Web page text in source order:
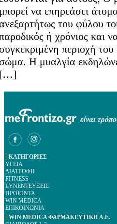
να επηρεάσει
του φύλου
ή χρόνιος και
περιοχή
Η μυαλγία
| ΚΑΤΗΓΟΡΙΕΣ
ΥΓΕΙΑ
ΔΙΑΤΡΟΦΗ
FITNESS
ΣΥΝΕΝΤΕΥΞΕΙΣ
ΠΡΟΪΟΝΤΑ
WIN MEDICA
ΕΠΙΚΟΙΝΩΝΙΑ
| WIN MEDICA ΦΑΡΜΑΚΕΥΤΙΚΗ A.E.